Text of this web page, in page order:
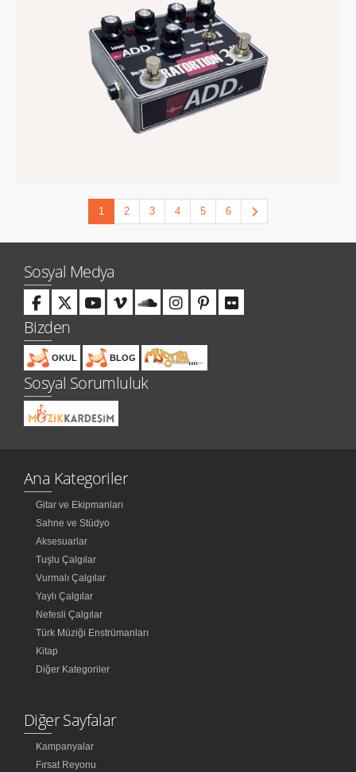
1 2 3 4 5 6
Sosyal Medya
Bizden
OKUL BLOG
Sosyal Sorumluluk
Ana Kategoriler
Gitar ve Ekipmanları
Sahne ve Stüdyo
Aksesuarlar
Tuşlu Çalgılar
Vurmalı Çalgılar
Yaylı Çalgılar
Nefesli Çalgılar
Türk Müziği Enstrümanları
Kitap
Diğer Kategoriler
Diğer Sayfalar
Kampanyalar
Fırsat Reyonu